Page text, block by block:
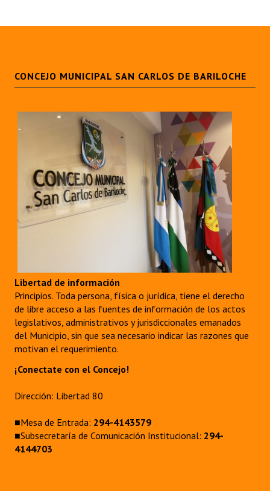
CONCEJO MUNICIPAL SAN CARLOS DE BARILOCHE
Libertad de información
Principios. Toda persona, física o jurídica, tiene el derecho
de libre acceso a las fuentes de información de los actos
legislativos, administrativos y jurisdiccionales emanados
del Municipio, sin que sea necesario indicar las razones que
motivan el requerimiento.
¡Conectate con el Concejo!
Dirección: Libertad 80
■Mesa de Entrada: 294-4143579
■Subsecretaría de Comunicación Institucional: 294-
4144703